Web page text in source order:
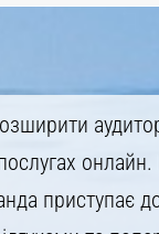
приступає